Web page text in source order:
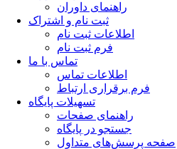
راهنمای داوران
ثبت نام و اشتراک
اطلاعات ثبت نام
فرم ثبت نام
تماس با ما
اطلاعات تماس
فرم برقراری ارتباط
تسهیلات پایگاه
راهنمای صفحات
جستجو در پایگاه
صفحه پرسش‌های متداول